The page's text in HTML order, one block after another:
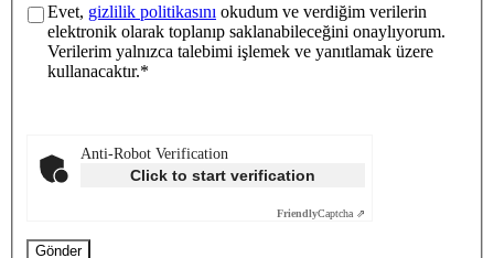
Evet, gizlilik politikasını okudum ve verdiğim verilerin
elektronik olarak toplanıp saklanabileceğini onaylıyorum.
Verilerim yalnızca talebimi işlemek ve yanıtlamak üzere
kullanacaktır.*
Anti-Robot Verification
Click to start verification
FriendlyCaptcha ⇗
Gönder